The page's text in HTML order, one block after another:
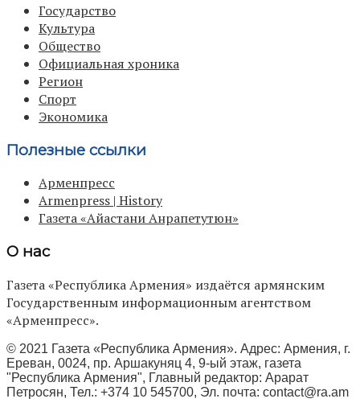
Государство
Культура
Общество
Официальная хроника
Регион
Спорт
Экономика
Полезные ссылки
Арменпресс
Armenpress | History
Газета «Айастани Анрапетутюн»
О нас
Газета «Республика Армения» издаётся армянским
Государственным информационным агентством
«Арменпресс».
© 2021 Газета «Республика Армения». Адрес: Армения, г.
Ереван, 0024, пр. Аршакуняц 4, 9-ый этаж, газета
"Республика Армения", Главный редактор: Арарат
Петросян, Тел.: +374 10 545700, Эл. почта: contact@ra.am